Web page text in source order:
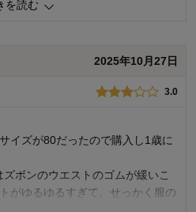
ネイビー×サックス, ８０
を読む
2025年10月27日
3.0
イズが80だったので購入し1歳に
ボンのウエストのゴムが緩いこ
がゆるゆるすぎて、せっかく服の